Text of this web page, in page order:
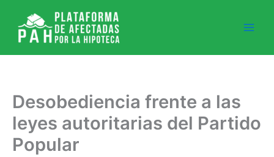
contenido
Desobediencia frente a las
leyes autoritarias del Partido
Popular